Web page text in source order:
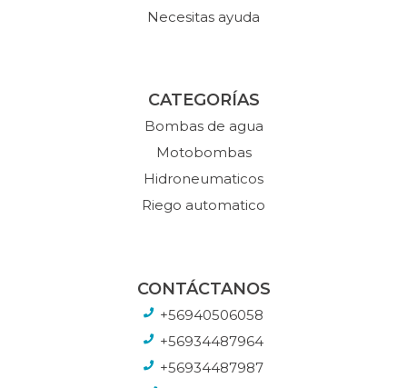
Necesitas ayuda
CATEGORÍAS
Bombas de agua
Motobombas
Hidroneumaticos
Riego automatico
CONTÁCTANOS
+56940506058
+56934487964
+56934487987